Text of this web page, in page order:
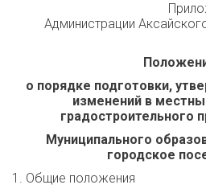
Администрации
о порядке подготовки,
изменений в
градостроительного
Муниципального
городское
1. Общие положения